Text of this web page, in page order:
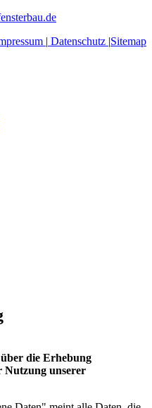
| Datenschutz |Sitemap
die Erhebung
Nutzung unserer